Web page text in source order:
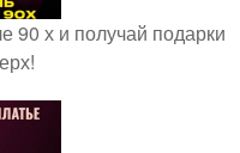
90 х и получай подарки